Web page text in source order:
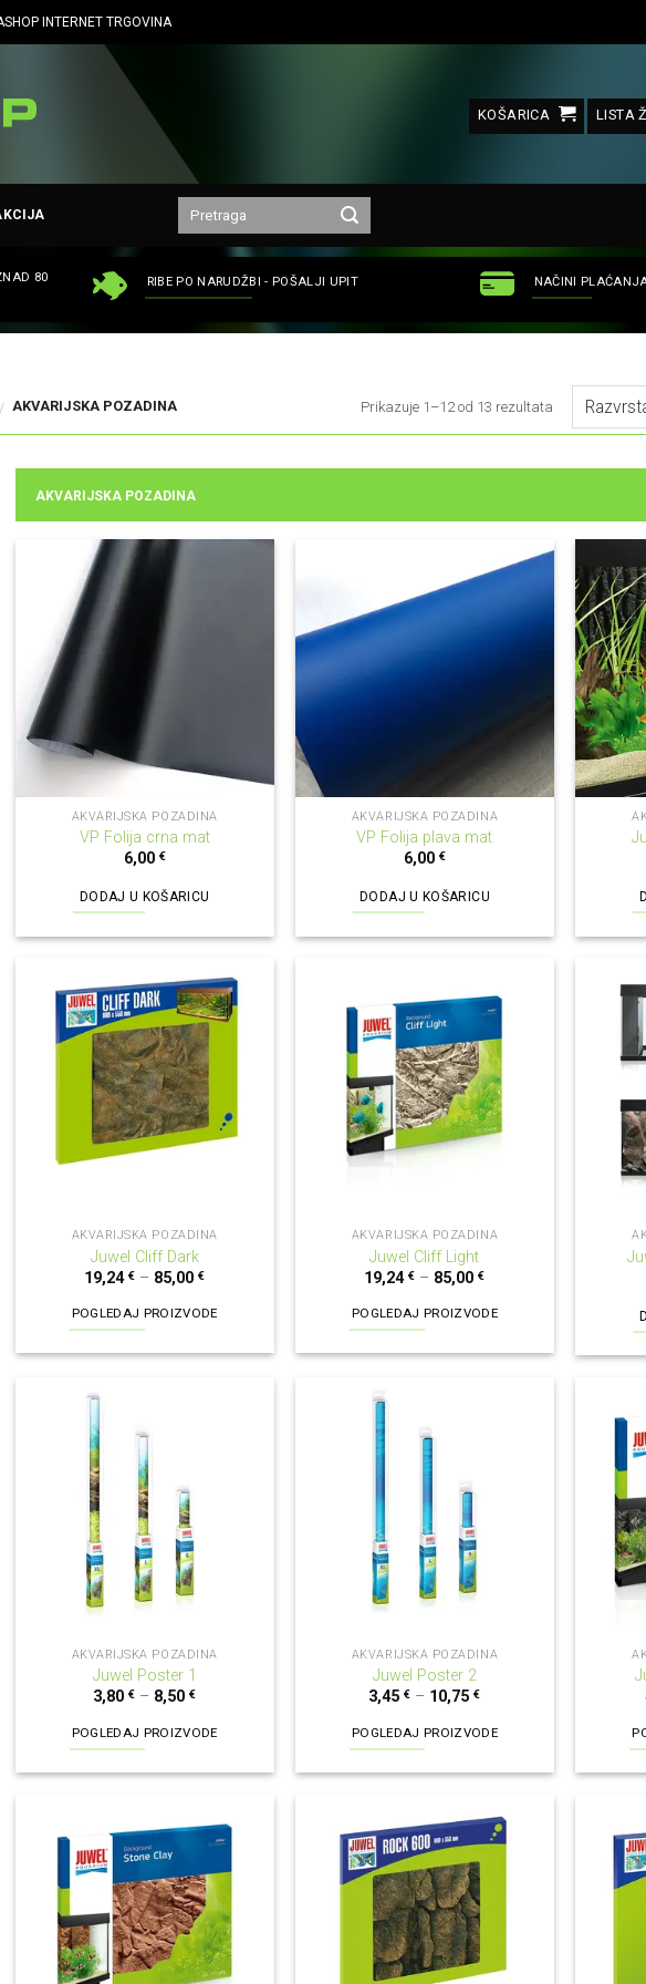
INTERNET TRGOVINA
KOŠARICA LISTA
80
RIBE PO NARUDŽBI - POŠALJI UPIT NAČINI
/ AKVARIJSKA POZADINA Prikazuje 1–12 od 13 rezultata
AKVARIJSKA POZADINA
AKVARIJSKA POZADINA
VP Folija crna mat
6,00 €
DODAJ U KOŠARICU
AKVARIJSKA POZADINA
VP Folija plava mat
6,00 €
DODAJ U KOŠARICU
AKVARIJSKA POZADINA
Juwel Cliff Dark
19,24€ – 85,00€
POGLEDAJ PROIZVODE
AKVARIJSKA POZADINA
Juwel Cliff Light
19,24€ – 85,00€
POGLEDAJ PROIZVODE
AKVARIJSKA POZADINA
Juwel Poster 1
3,80€ – 8,50€
POGLEDAJ PROIZVODE
AKVARIJSKA POZADINA
Juwel Poster 2
3,45€ – 10,75€
POGLEDAJ PROIZVODE